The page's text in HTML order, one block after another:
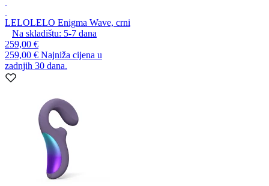
LELOLELO Enigma Wave, crni
Na skladištu: 5-7 dana
259,00 €
259,00 € Najniža cijena u
zadnjih 30 dana.